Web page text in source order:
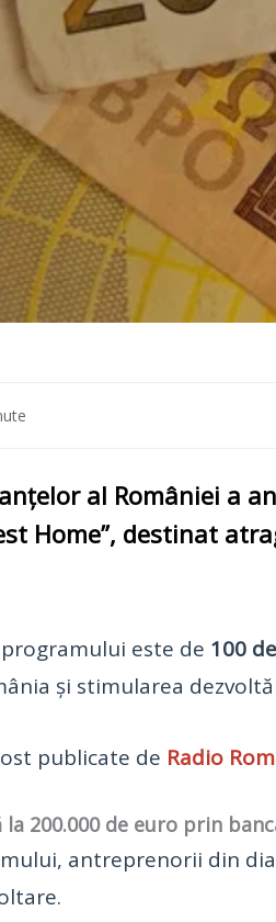
al României a
Home”, destinat
este de 100
și stimularea
publicate de Radio
200.000 de euro prin
antreprenorii din